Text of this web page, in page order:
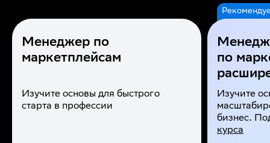
Менеджер по
маркетплейсам
Изучите основы для быстрого
старта в профессии
по
Изучите
бизнес.
курса